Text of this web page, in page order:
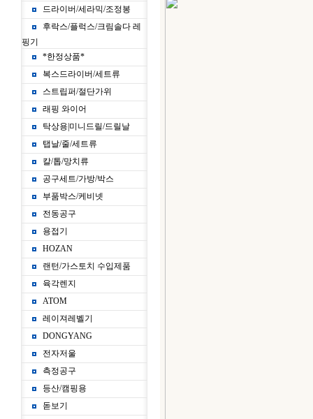
드라이버/세라믹/조정봉
후락스/플럭스/크림솔다 레
핑기
*한정상품*
복스드라이버/세트류
스트립퍼/절단가위
래핑 와이어
탁상용|미니드릴/드릴날
탭날/줄/세트류
칼/톱/망치류
공구세트/가방/박스
부품박스/케비넷
전동공구
용접기
HOZAN
랜턴/가스토치 수입제품
육각렌지
ATOM
레이져레벨기
DONGYANG
전자저울
측정공구
등산/캠핑용
돋보기